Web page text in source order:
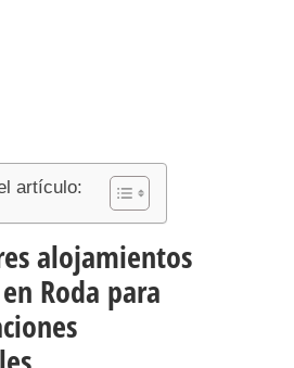
artículo:
alojamientos
Roda para